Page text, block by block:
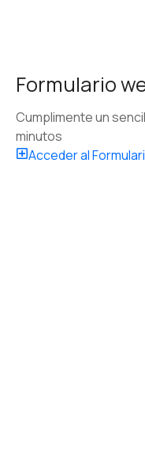
Formulario
Cumplimente un
minutos
Acceder al